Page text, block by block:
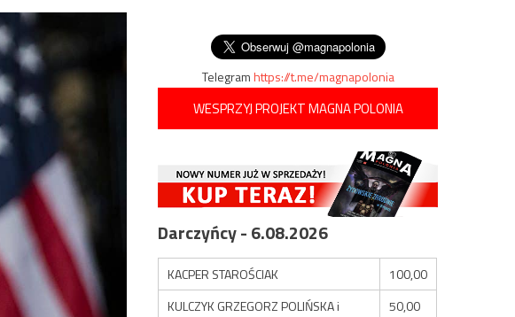
Telegramhttps://t.me/magnapolonia
WESPRZYJ PROJEKT MAGNA POLONIA
Darczyńcy - 6.08.2026
KACPER STAROŚCIAK
100,00
KULCZYK GRZEGORZ POLIŃSKA i
50,00